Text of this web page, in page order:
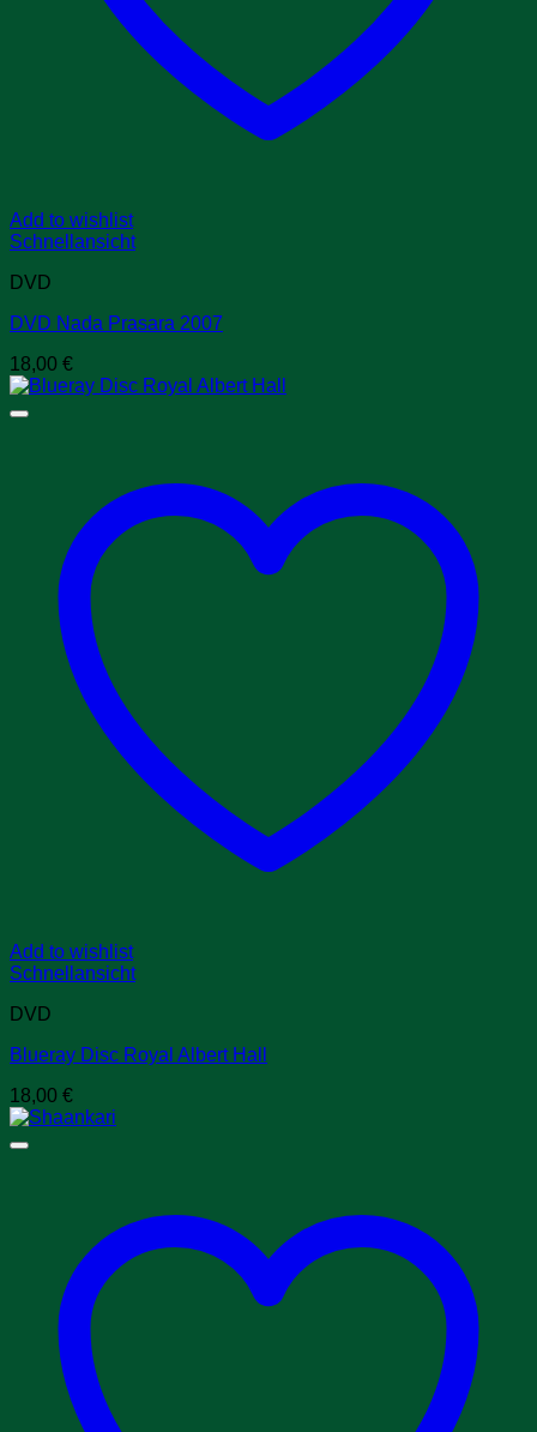
Add to wishlist
Schnellansicht
DVD
DVD Nada Prasara 2007
18,00 €
Add to wishlist
Schnellansicht
DVD
Blueray Disc Royal Albert Hall
18,00 €